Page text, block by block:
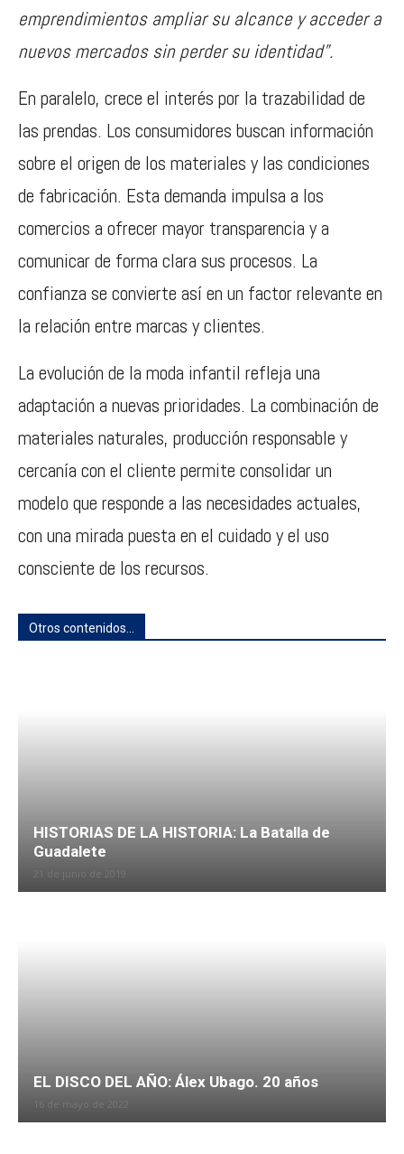
emprendimientos ampliar su alcance y acceder a
nuevos mercados sin perder su identidad”.
En paralelo, crece el interés por la trazabilidad de
las prendas. Los consumidores buscan información
sobre el origen de los materiales y las condiciones
de fabricación. Esta demanda impulsa a los
comercios a ofrecer mayor transparencia y a
comunicar de forma clara sus procesos. La
confianza se convierte así en un factor relevante en
la relación entre marcas y clientes.
La evolución de la moda infantil refleja una
adaptación a nuevas prioridades. La combinación de
materiales naturales, producción responsable y
cercanía con el cliente permite consolidar un
modelo que responde a las necesidades actuales,
con una mirada puesta en el cuidado y el uso
consciente de los recursos.
Otros contenidos...
HISTORIAS DE LA HISTORIA: La Batalla de
Guadalete
21 de junio de 2019
EL DISCO DEL AÑO: Álex Ubago. 20 años
16 de mayo de 2022